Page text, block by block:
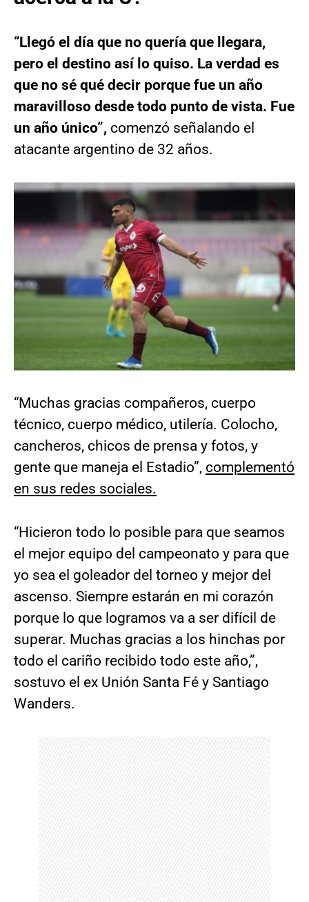
“Llegó el día que no quería que llegara,
pero el destino así lo quiso. La verdad es
que no sé qué decir porque fue un año
maravilloso desde todo punto de vista. Fue
un año único”, comenzó señalando el
atacante argentino de 32 años.
“Muchas gracias compañeros, cuerpo
técnico, cuerpo médico, utilería. Colocho,
cancheros, chicos de prensa y fotos, y
gente que maneja el Estadio”, complementó
en sus redes sociales.
“Hicieron todo lo posible para que seamos
el mejor equipo del campeonato y para que
yo sea el goleador del torneo y mejor del
ascenso. Siempre estarán en mi corazón
porque lo que logramos va a ser difícil de
superar. Muchas gracias a los hinchas por
todo el cariño recibido todo este año,”,
sostuvo el ex Unión Santa Fé y Santiago
Wanders.